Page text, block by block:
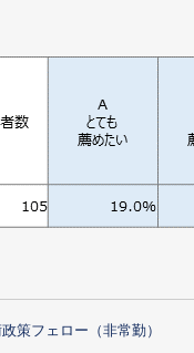
策フェロー（非常勤）